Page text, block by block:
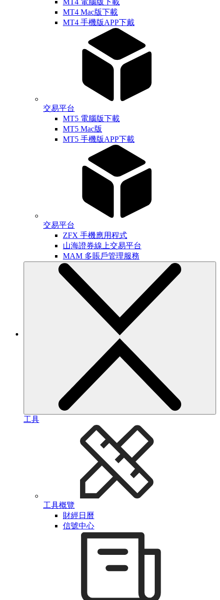
MT4 電腦版下載
MT4 Mac版下載
MT4 手機版APP下戴
交易平台
MT5 電腦版下載
MT5 Mac版
MT5 手機版APP下載
交易平台
ZFX 手機應用程式
山海證券線上交易平台
MAM 多賬戶管理服務
工具
工具概覽
財經日曆
信號中心